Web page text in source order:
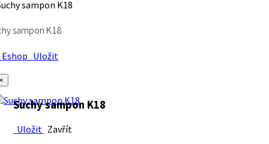
sampon K18
Uložit
Suchy sampon K18
Uložit Zavřít